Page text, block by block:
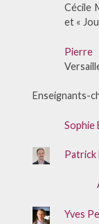
Cécile
et «
Pierre
Enseignants-
Sophie
Patrick
Yves